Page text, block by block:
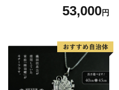
53,000円